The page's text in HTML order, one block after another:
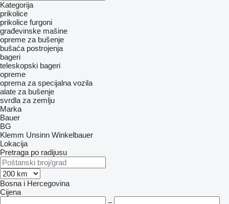
Kategorija
prikolice
prikolice furgoni
građevinske mašine
opreme za bušenje
bušaća postrojenja
bageri
teleskopski bageri
opreme
oprema za specijalna vozila
alate za bušenje
svrdla za zemlju
Marka
Bauer
BG
Klemm Unsinn Winkelbauer
Lokacija
Pretraga po radijusu
Bosna i Hercegovina
Cijena
–